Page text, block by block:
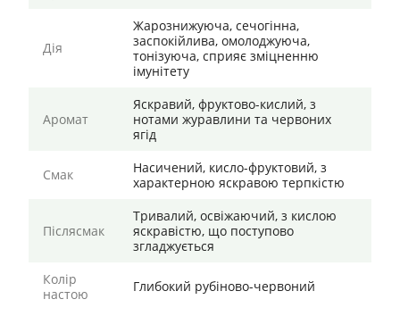
Дія
Жарознижуюча, сечогінна,
заспокійлива, омолоджуюча,
тонізуюча, сприяє зміцненню
імунітету
Аромат
Яскравий, фруктово-кислий, з
нотами журавлини та червоних
ягід
Смак
Насичений, кисло-фруктовий, з
характерною яскравою терпкістю
Післясмак
Тривалий, освіжаючий, з кислою
яскравістю, що поступово
згладжується
Колір
настою
Глибокий рубіново-червоний